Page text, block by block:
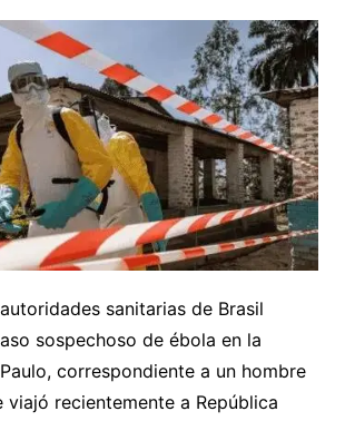
sanitarias de Brasil
sospechoso de ébola en la
correspondiente a un hombre
viajó recientemente a República